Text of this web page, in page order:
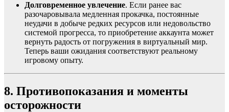
Долговременное увлечение. Если ранее вас
разочаровывала медленная прокачка, постоянные
неудачи в добыче редких ресурсов или недовольство
системой прогресса, то приобретение аккаунта может
вернуть радость от погружения в виртуальный мир.
Теперь ваши ожидания соответствуют реальному
игровому опыту.
8. Противопоказания и моменты
осторожности